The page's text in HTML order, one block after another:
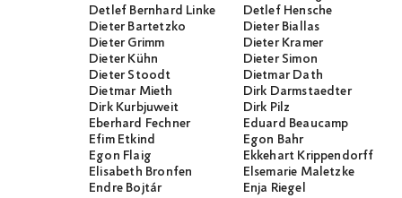
Detlef Bernhard Linke
Detlef Hensche
Dieter Bartetzko
Dieter Biallas
Dieter Grimm
Dieter Kramer
Dieter Kühn
Dieter Simon
Dieter Stoodt
Dietmar Dath
Dietmar Mieth
Dirk Darmstaedter
Dirk Kurbjuweit
Dirk Pilz
Eberhard Fechner
Eduard Beaucamp
Efim Etkind
Egon Bahr
Egon Flaig
Ekkehart Krippendorff
Elisabeth Bronfen
Elsemarie Maletzke
Endre Bojtár
Enja Riegel